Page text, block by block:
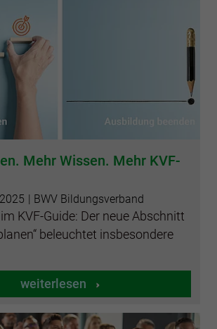
Mehr Wissen. Mehr KVF-
2025 | BWV Bildungsverband
KVF-Guide: Der neue Abschnitt
beleuchtet insbesondere
weiterlesen